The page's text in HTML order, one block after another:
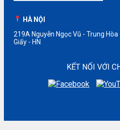
HÀ NỘI
219A Nguyễn Ngọc Vũ - Trung Hòa
Giấy - HN
KẾT NỐI VỚI